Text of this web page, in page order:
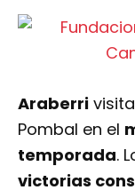
Araberri
Pombal en el
temporada.
victorias